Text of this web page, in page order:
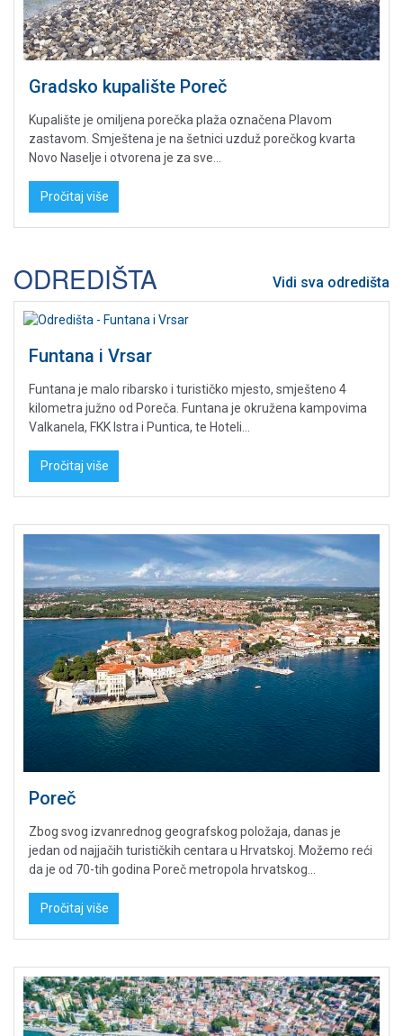
Gradsko kupalište Poreč
Kupalište je omiljena porečka plaža označena Plavom
zastavom. Smještena je na šetnici uzduž porečkog kvarta
Novo Naselje i otvorena je za sve...
Pročitaj više
ODREDIŠTA Vidi sva odredišta
Funtana i Vrsar
Funtana je malo ribarsko i turističko mjesto, smješteno 4
kilometra južno od Poreča. Funtana je okružena kampovima
Valkanela, FKK Istra i Puntica, te Hoteli...
Pročitaj više
Poreč
Zbog svog izvanrednog geografskog položaja, danas je
jedan od najjačih turističkih centara u Hrvatskoj. Možemo reći
da je od 70-tih godina Poreč metropola hrvatskog...
Pročitaj više